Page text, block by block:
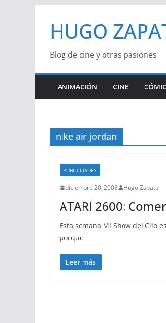
contenido
HUGO
Blog de cine y otras pasiones
ANIMACIÓN CINE
nike air jordan
PUBLICIDADES
diciembre 20, 2008 Hugo Zapata
ATARI 2600:
Esta semana Mi Show del Clio
porque
Leer más